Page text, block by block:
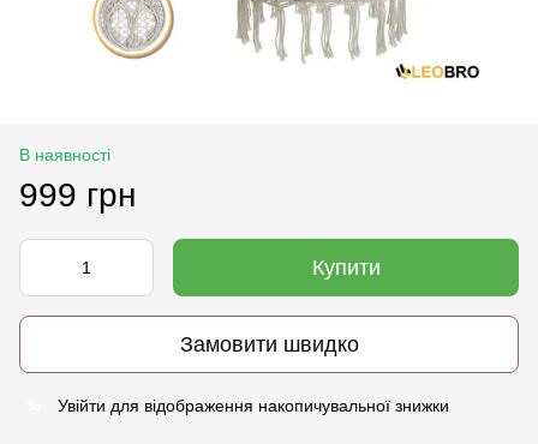
В наявності
999 грн
Купити
Замовити швидко
Увійти для відображення накопичувальної знижки